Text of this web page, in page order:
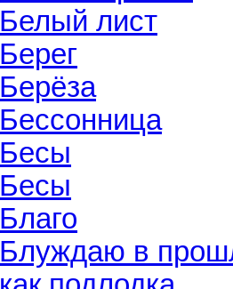
Белый лист
Берег
Берёза
Бессонница
Бесы
Бесы
Благо
Блуждаю в